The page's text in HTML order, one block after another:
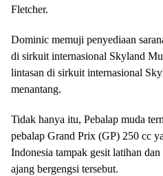
Fletcher.
Dominic memuji penyediaan
di sirkuit internasional Skyland
lintasan di sirkuit internasional
menantang.
Tidak hanya itu, Pebalap muda
pebalap Grand Prix (GP) 250 cc
Indonesia tampak gesit latihan
ajang bergengsi tersebut.